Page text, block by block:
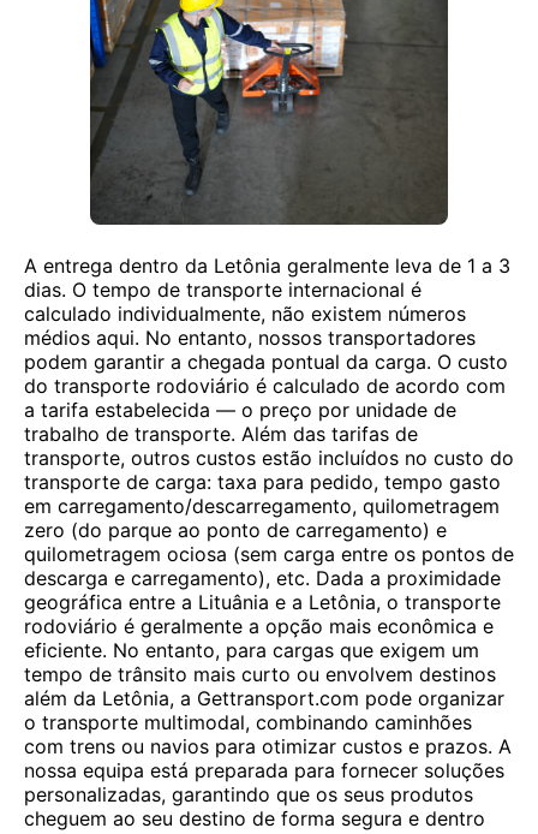
A entrega dentro da Letônia geralmente leva de 1 a 3
dias. O tempo de transporte internacional é
calculado individualmente, não existem números
médios aqui. No entanto, nossos transportadores
podem garantir a chegada pontual da carga. O custo
do transporte rodoviário é calculado de acordo com
a tarifa estabelecida — o preço por unidade de
trabalho de transporte. Além das tarifas de
transporte, outros custos estão incluídos no custo do
transporte de carga: taxa para pedido, tempo gasto
em carregamento/descarregamento, quilometragem
zero (do parque ao ponto de carregamento) e
quilometragem ociosa (sem carga entre os pontos de
descarga e carregamento), etc. Dada a proximidade
geográfica entre a Lituânia e a Letônia, o transporte
rodoviário é geralmente a opção mais econômica e
eficiente. No entanto, para cargas que exigem um
tempo de trânsito mais curto ou envolvem destinos
além da Letônia, a Gettransport.com pode organizar
o transporte multimodal, combinando caminhões
com trens ou navios para otimizar custos e prazos. A
nossa equipa está preparada para fornecer soluções
personalizadas, garantindo que os seus produtos
cheguem ao seu destino de forma segura e dentro